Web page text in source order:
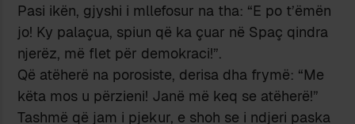
Pasi ikën, gjyshi i mllefosur na tha: “E po t’ëmën
jo! Ky palaçua, spiun që ka çuar në Spaç qindra
njerëz, më flet për demokraci!”.
Që atëherë na porosiste, derisa dha frymë: “Me
këta mos u përzieni! Janë më keq se atëherë!”
Tashmë që jam i pjekur, e shoh se i ndjeri paska